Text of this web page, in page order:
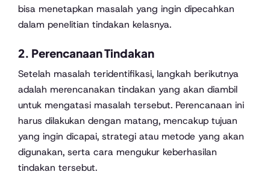
bisa menetapkan masalah yang ingin dipecahkan
dalam penelitian tindakan kelasnya.
2. Perencanaan Tindakan
Setelah masalah teridentifikasi, langkah berikutnya
adalah merencanakan tindakan yang akan diambil
untuk mengatasi masalah tersebut. Perencanaan ini
harus dilakukan dengan matang, mencakup tujuan
yang ingin dicapai, strategi atau metode yang akan
digunakan, serta cara mengukur keberhasilan
tindakan tersebut.